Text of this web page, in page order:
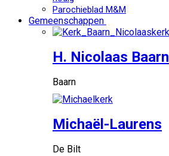
Parochieblad M&M
Gemeenschappen
H. Nicolaas Baarn
Baarn
Michaël-Laurens
De Bilt